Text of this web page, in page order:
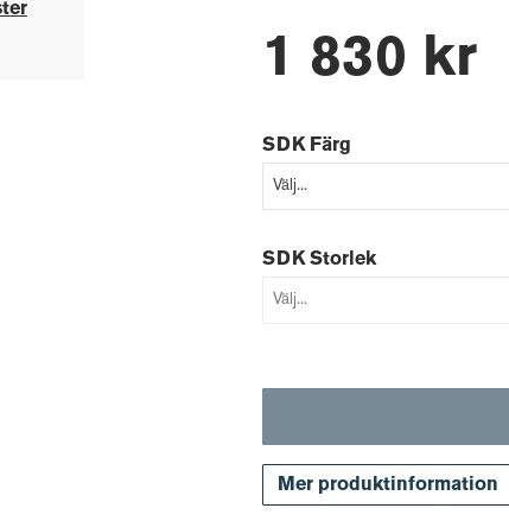
1 830 kr
SDK Färg
SDK Storlek
Mer produktinformation